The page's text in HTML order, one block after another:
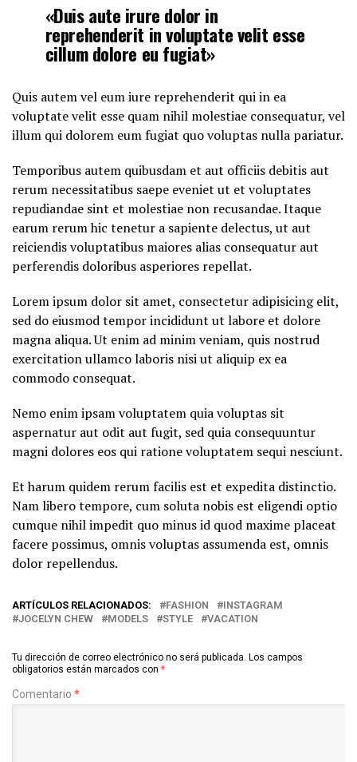
«Duis aute irure dolor in
reprehenderit in voluptate velit esse
cillum dolore eu fugiat»
Quis autem vel eum iure reprehenderit qui in ea
voluptate velit esse quam nihil molestiae consequatur, vel
illum qui dolorem eum fugiat quo voluptas nulla pariatur.
Temporibus autem quibusdam et aut officiis debitis aut
rerum necessitatibus saepe eveniet ut et voluptates
repudiandae sint et molestiae non recusandae. Itaque
earum rerum hic tenetur a sapiente delectus, ut aut
reiciendis voluptatibus maiores alias consequatur aut
perferendis doloribus asperiores repellat.
Lorem ipsum dolor sit amet, consectetur adipisicing elit,
sed do eiusmod tempor incididunt ut labore et dolore
magna aliqua. Ut enim ad minim veniam, quis nostrud
exercitation ullamco laboris nisi ut aliquip ex ea
commodo consequat.
Nemo enim ipsam voluptatem quia voluptas sit
aspernatur aut odit aut fugit, sed quia consequuntur
magni dolores eos qui ratione voluptatem sequi nesciunt.
Et harum quidem rerum facilis est et expedita distinctio.
Nam libero tempore, cum soluta nobis est eligendi optio
cumque nihil impedit quo minus id quod maxime placeat
facere possimus, omnis voluptas assumenda est, omnis
dolor repellendus.
ARTÍCULOS RELACIONADOS: FASHION
INSTAGRAM
JOCELYN CHEW
MODELS STYLE VACATION
Tu dirección de correo electrónico no será publicada. Los campos
obligatorios están marcados con *
Comentario *